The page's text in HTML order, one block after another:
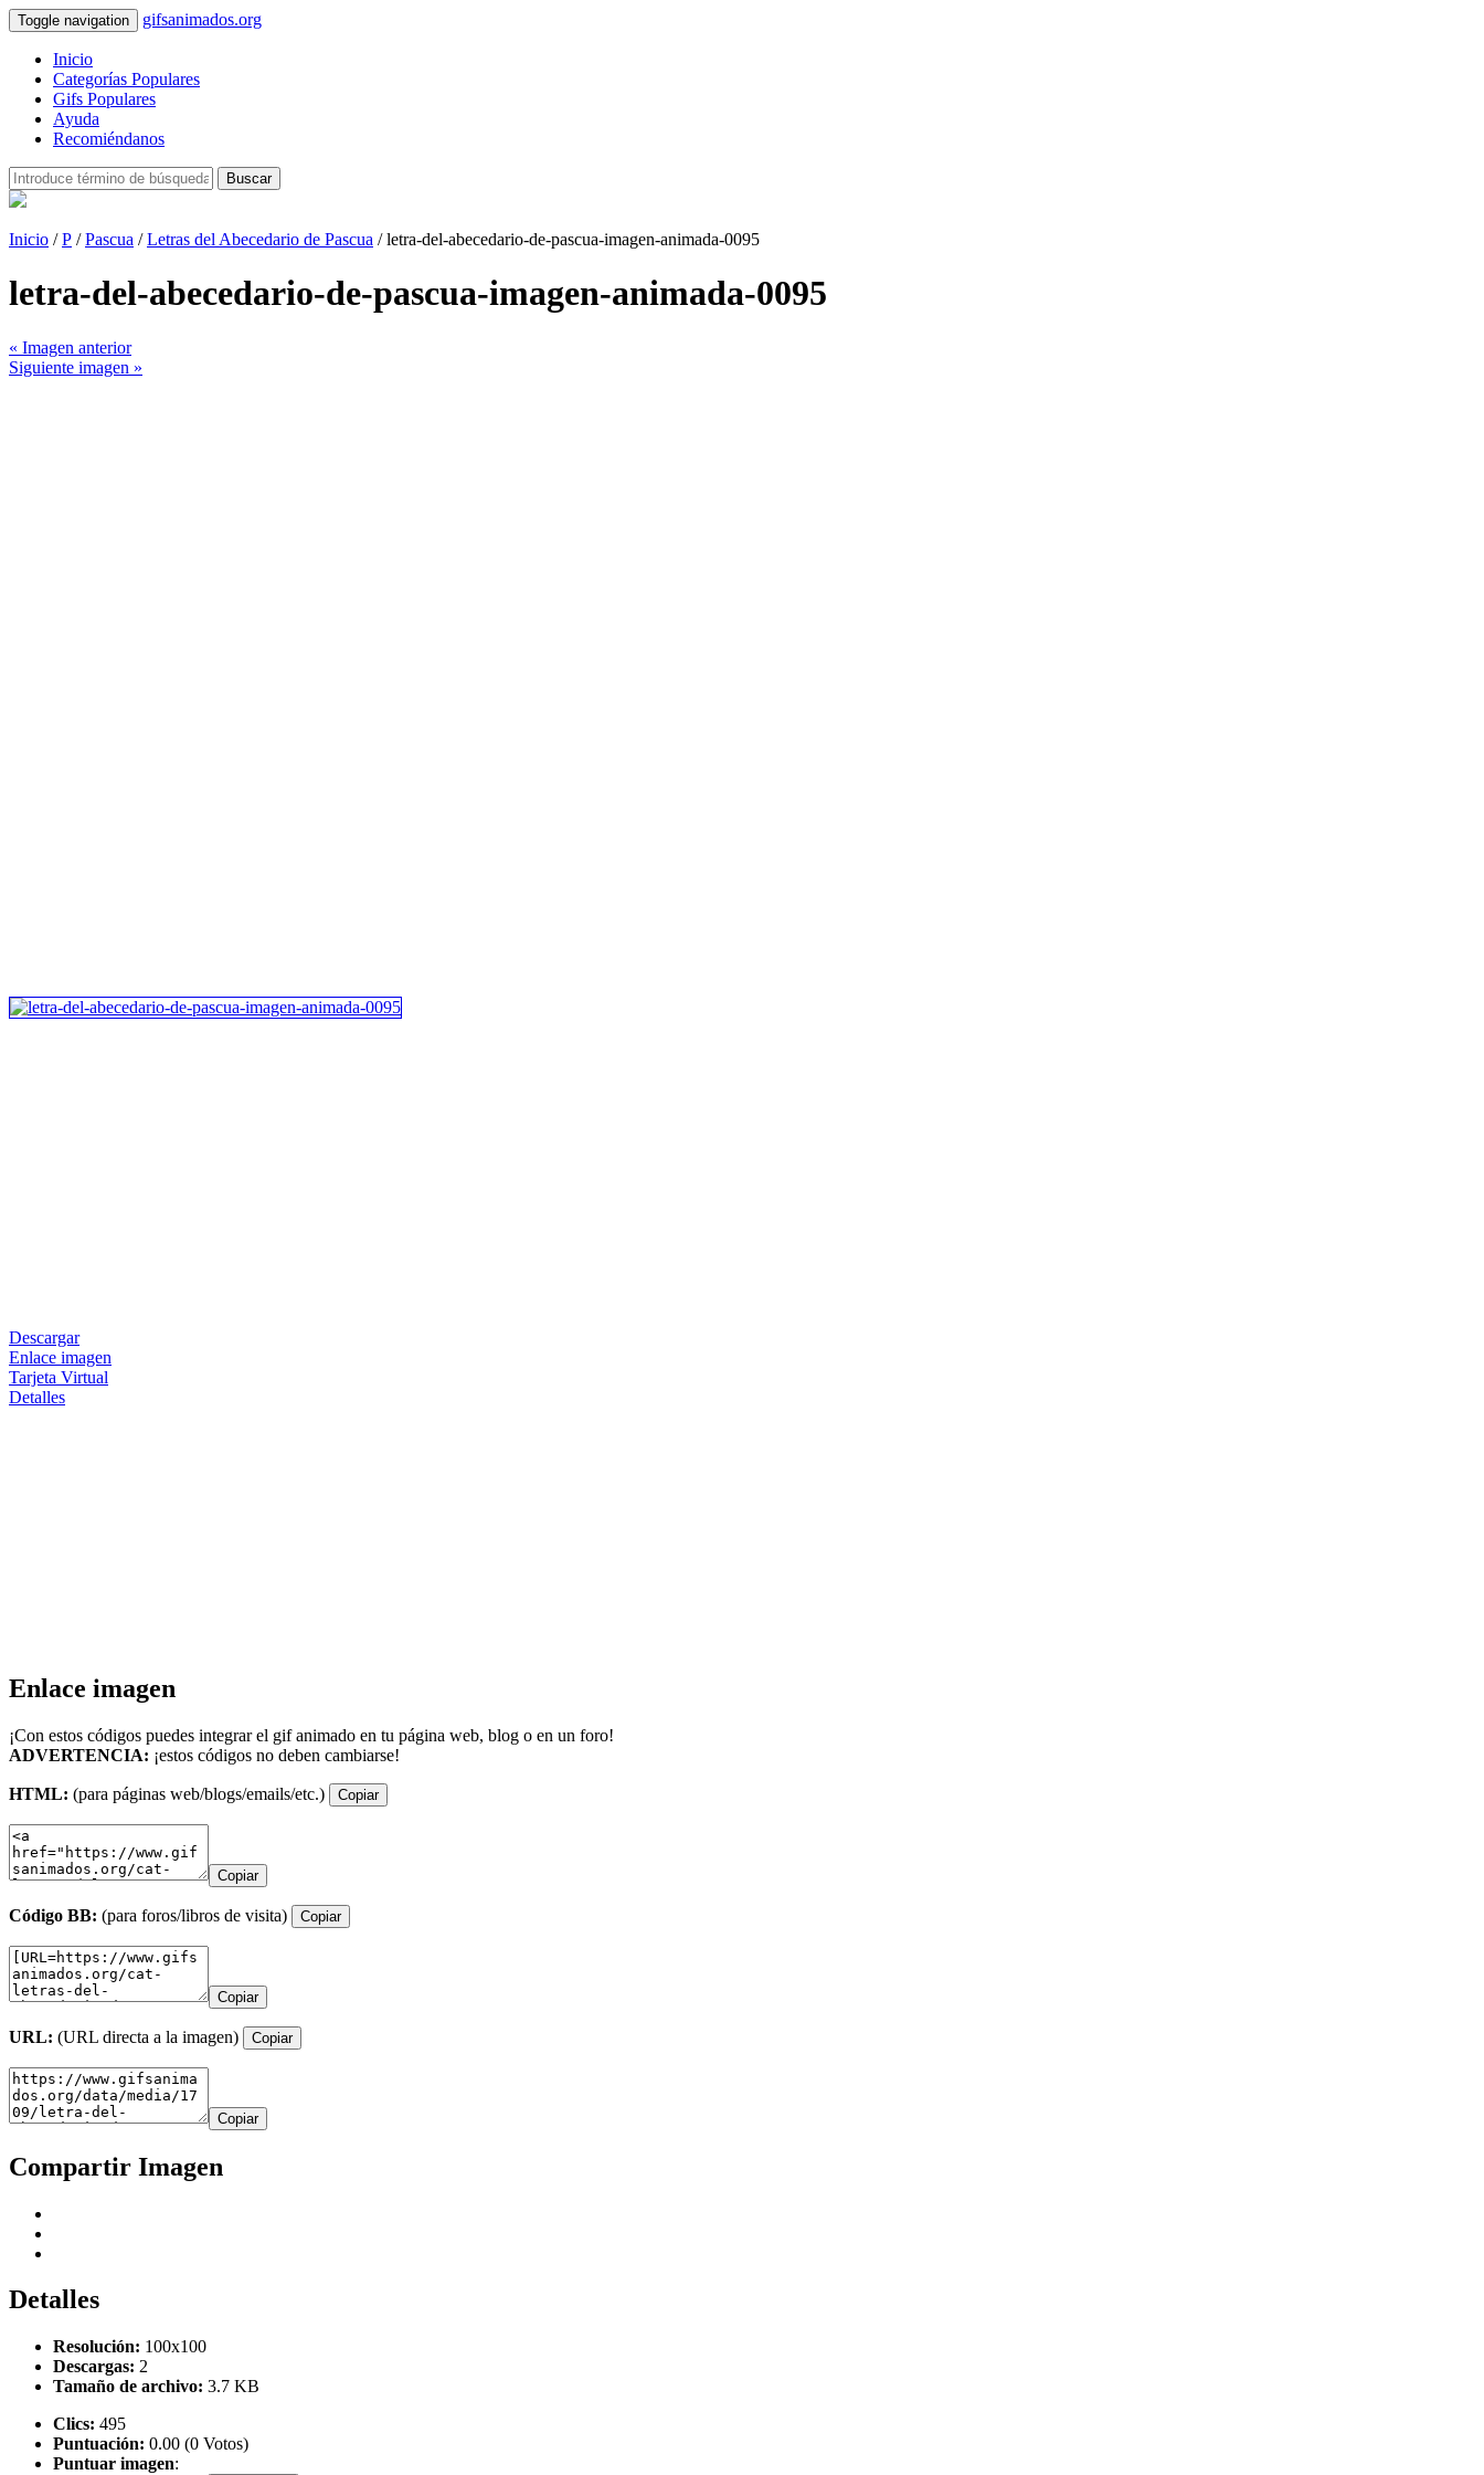
Toggle navigation gifsanimados.org
Inicio
Categorías Populares
Gifs Populares
Ayuda
Recomiéndanos
Buscar
Inicio /P /Pascua /Letras del Abecedario de Pascua / letra-del-abecedario-de-pascua-imagen-animada-0095
letra-del-abecedario-de-pascua-imagen-animada-0095
« Imagen anterior
Siguiente imagen »
Descargar
Enlace imagen
Tarjeta Virtual
Detalles
Enlace imagen
¡Con estos códigos puedes integrar el gif animado en tu página web, blog o en un foro!
ADVERTENCIA: ¡estos códigos no deben cambiarse!
HTML: (para páginas web/blogs/emails/etc.) Copiar
Copiar
Código BB: (para foros/libros de visita) Copiar
Copiar
URL: (URL directa a la imagen) Copiar
Copiar
Compartir Imagen
Detalles
Resolución: 100x100
Descargas: 2
Tamaño de archivo: 3.7 KB
Clics: 495
Puntuación: 0.00 (0 Votos)
Puntuar imagen: